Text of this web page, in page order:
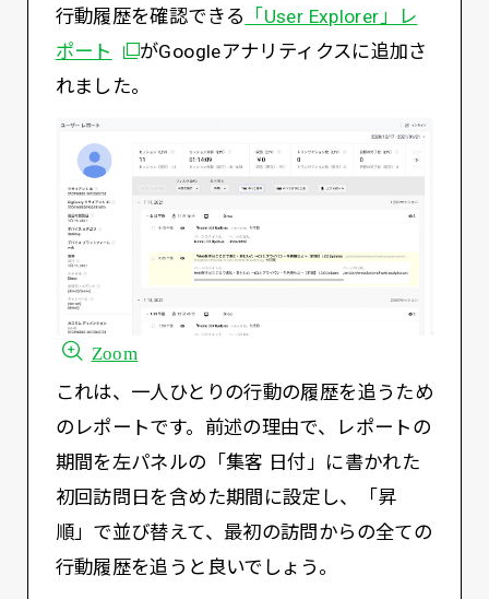
行動履歴を確認できる
「User Explorer」レ
ポート 別ウィンドウで開く
がGoogleアナリティクスに追加さ
れました。
Zoom
これは、一人ひとりの行動の履歴を追うため
のレポートです。前述の理由で、レポートの
期間を左パネルの「集客 日付」に書かれた
初回訪問日を含めた期間に設定し、「昇
順」で並び替えて、最初の訪問からの全ての
行動履歴を追うと良いでしょう。